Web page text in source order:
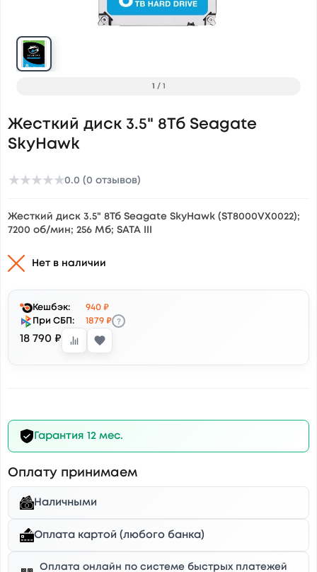
1 / 1
Жесткий диск 3.5" 8Тб Seagate
SkyHawk
★★★★★0.0 (0 отзывов)
Жесткий диск 3.5" 8Тб Seagate SkyHawk (ST8000VX0022);
7200 об/мин; 256 Мб; SATA III
Нет в наличии
Кешбэк:
940 ₽
При СБП:
1879 ₽ ?
18 790 ₽
Гарантия 12 мес.
Оплату принимаем
Наличными
Оплата картой (любого банка)
Оплата онлайн по системе быстрых платежей